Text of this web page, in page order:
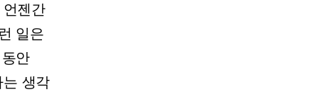
언젠간
일은
동안
는 생각